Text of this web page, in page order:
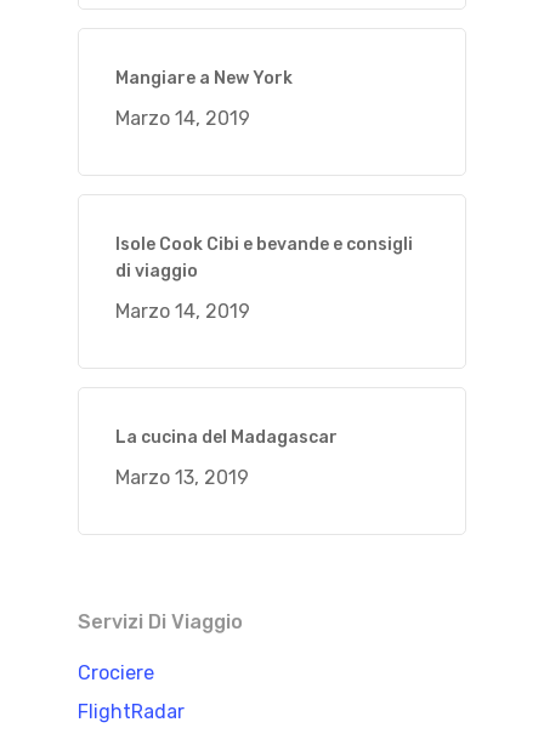
Mangiare a New York
Marzo 14, 2019
Isole Cook Cibi e bevande e consigli
di viaggio
Marzo 14, 2019
La cucina del Madagascar
Marzo 13, 2019
Servizi Di Viaggio
Crociere
FlightRadar